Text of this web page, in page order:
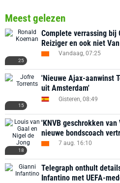
Meest gelezen
25
Complete verrassing bij
Reiziger en ook niet
Vandaag, 07:25
15
'Nieuwe Ajax-aanwinst
uit Amsterdam'
Gisteren, 08:49
18
'KNVB geschrokken
nieuwe bondscoach
7 aug. 16:10
Telegraph onthult
Infantino met UEFA-